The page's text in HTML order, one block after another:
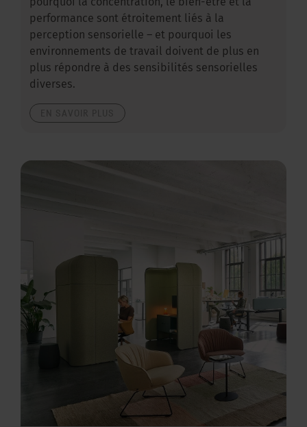
pourquoi la concentration, le bien-être et la
performance sont étroitement liés à la
perception sensorielle – et pourquoi les
environnements de travail doivent de plus en
plus répondre à des sensibilités sensorielles
diverses.